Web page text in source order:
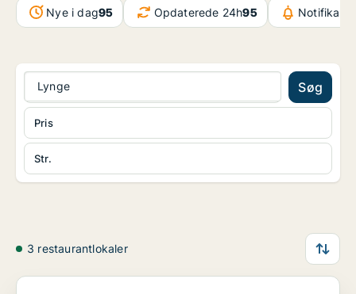
Nye i dag95 Opdaterede 24h95
Lynge Søg
Str.
Pris
3 restaurantlokaler
Butik i Lynge